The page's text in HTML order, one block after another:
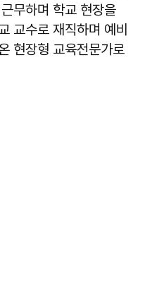
무하며 학교 현장을
교수로 재직하며 예비
현장형 교육전문가로